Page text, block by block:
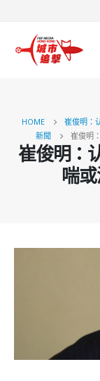
HOME
崔俊明：
新聞
崔俊明
崔俊明：
喘